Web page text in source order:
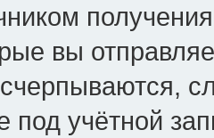
вы
под учётной